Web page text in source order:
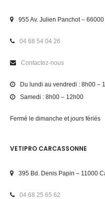
955 Av. Julien Panchot –
04 68 54 04 26
Contactez-nous
Du lundi au vendredi : 8h00 –
Samedi : 8h00 – 12h00
Fermé le dimanche et jours fériés
VETIPRO CARCASSONNE
395 Bd. Denis Papin – 11000
04 68 25 65 62